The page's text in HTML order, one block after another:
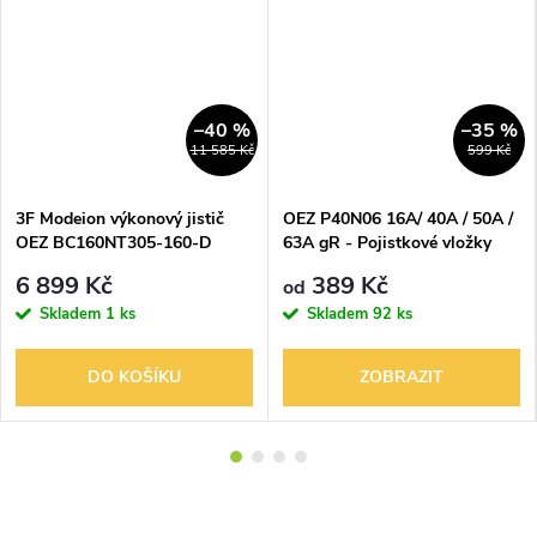
11 585 Kč
–40 %
3F Modeion výkonový jistič
OEZ BC160NT305-160-D
6 899 Kč
Skladem 1 ks
DO KOŠÍKU
599 Kč
–35 %
OEZ P40N06 16A/ 40A / 50A /
63A gR - Pojistkové vložky
V a.c.
od 389 Kč
Skladem 92 ks
ZOBRAZIT